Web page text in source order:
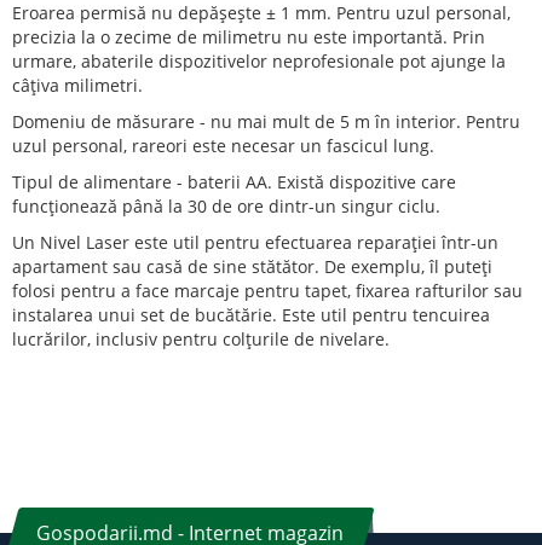
Eroarea permisă nu depășește ± 1 mm. Pentru uzul personal,
precizia la o zecime de milimetru nu este importantă. Prin
urmare, abaterile dispozitivelor neprofesionale pot ajunge la
câțiva milimetri.
Domeniu de măsurare - nu mai mult de 5 m în interior. Pentru
uzul personal, rareori este necesar un fascicul lung.
Tipul de alimentare - baterii AA. Există dispozitive care
funcționează până la 30 de ore dintr-un singur ciclu.
Un Nivel Laser este util pentru efectuarea reparației într-un
apartament sau casă de sine stătător. De exemplu, îl puteți
folosi pentru a face marcaje pentru tapet, fixarea rafturilor sau
instalarea unui set de bucătărie. Este util pentru tencuirea
lucrărilor, inclusiv pentru colțurile de nivelare.
Gospodarii.md - Internet magazin